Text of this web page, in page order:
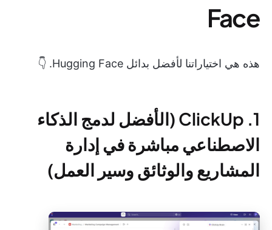
Face
هذه هي اختياراتنا لأفضل بدائل Hugging Face. 👇
1. ClickUp (الأفضل لدمج الذكاء
الاصطناعي مباشرة في إدارة
المشاريع والوثائق وسير العمل)